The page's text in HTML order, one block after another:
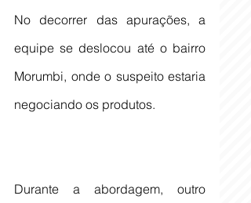
No decorrer das apurações, a
equipe se deslocou até o bairro
Morumbi, onde o suspeito estaria
negociando os produtos.
Durante a abordagem, outro